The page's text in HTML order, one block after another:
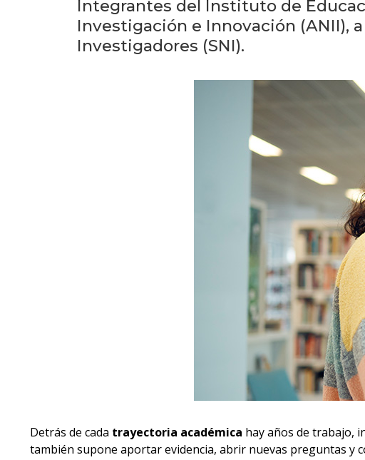
Integrantes del Instituto de
Investigación e Innovación (ANII),
Investigadores (SNI).
Detrás de cada trayectoria académica hay años de trabajo,
también supone aportar evidencia, abrir nuevas preguntas y